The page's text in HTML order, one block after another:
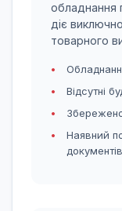
обладнання
діє
товарного
Відсутні
Збережено
Наявний
документів